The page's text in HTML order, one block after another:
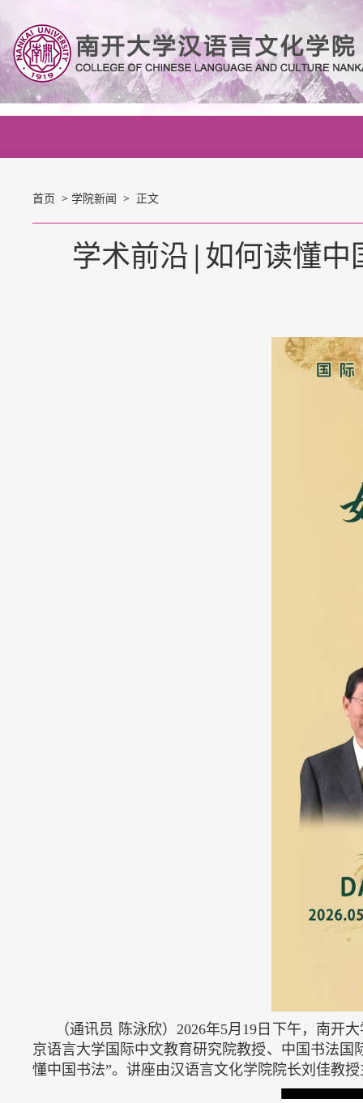
首页 > 学院新闻 > 正文
学术前沿|如何读懂
（通讯员 陈泳欣） 2026年5月19日下午，南开
京语言大学国际中文教育研究院教授、中国书法
懂中国书法”。讲座由汉语言文化学院院长刘佳教